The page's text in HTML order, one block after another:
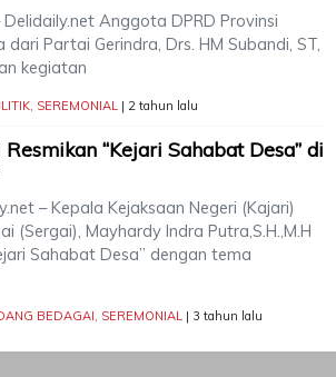
Delidaily.net Anggota DPRD Provinsi
Partai Gerindra, Drs. HM Subandi, ST,
kegiatan
, SEREMONIAL | 2 tahun lalu
“Kejari Sahabat Desa” di
– Kepala Kejaksaan Negeri (Kajari)
(Sergai), Mayhardy Indra Putra,S.H.,M.H
Sahabat Desa” dengan tema
BEDAGAI, SEREMONIAL | 3 tahun lalu